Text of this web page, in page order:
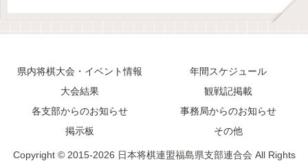
県内将棋大会・イベント情報
年間スケジュール
大会結果
観戦記掲載
各支部からのお知らせ
事務局からのお知らせ
掲示板
その他
Copyright © 2015-2026 日本将棋連盟福島県支部連合会 All Rights